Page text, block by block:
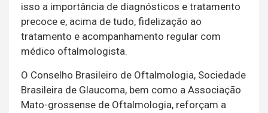
isso a importância de diagnósticos e tratamento
precoce e, acima de tudo, fidelização ao
tratamento e acompanhamento regular com
médico oftalmologista.
O Conselho Brasileiro de Oftalmologia, Sociedade
Brasileira de Glaucoma, bem como a Associação
Mato-grossense de Oftalmologia, reforçam a